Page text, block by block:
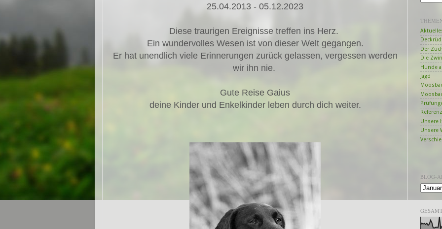
25.04.2013 - 05.12.2023
Diese traurigen Ereignisse treffen ins Herz.
Ein wundervolles Wesen ist von dieser Welt gegangen.
Er hat unendlich viele Erinnerungen zurück gelassen, vergessen werden
wir ihn nie.
Gute Reise Gaius
deine Kinder und Enkelkinder leben durch dich weiter.
Der
Die
Hunde
Jagd
Unsere
Unsere
BLOG-